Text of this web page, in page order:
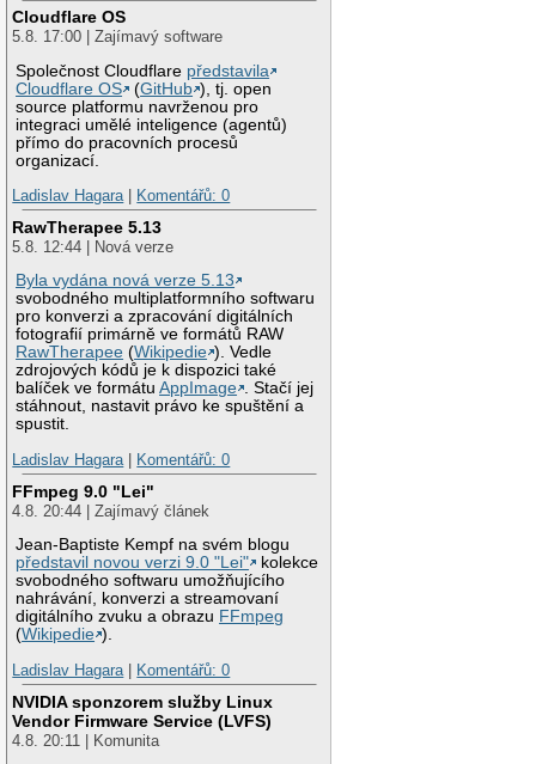
Cloudflare OS
5.8. 17:00 | Zajímavý software
Společnost Cloudflare představila
Cloudflare OS
(GitHub ), tj. open
source platformu navrženou pro
integraci umělé inteligence (agentů)
přímo do pracovních procesů
organizací.
Ladislav Hagara| Komentářů: 0
RawTherapee 5.13
5.8. 12:44 | Nová verze
Byla vydána nová verze 5.13
svobodného multiplatformního softwaru
pro konverzi a zpracování digitálních
fotografií primárně ve formátů RAW
RawTherapee (Wikipedie ). Vedle
zdrojových kódů je k dispozici také
balíček ve formátuAppImage . Stačí jej
stáhnout, nastavit právo ke spuštění a
spustit.
Ladislav Hagara| Komentářů: 0
FFmpeg 9.0 "Lei"
4.8. 20:44 | Zajímavý článek
Jean-Baptiste Kempf na svém blogu
představil novou verzi 9.0 "Lei"
kolekce
svobodného softwaru umožňujícího
nahrávání, konverzi a streamovaní
digitálního zvuku a obrazu FFmpeg
(Wikipedie ).
Ladislav Hagara| Komentářů: 0
NVIDIA sponzorem služby Linux
Vendor Firmware Service (LVFS)
4.8. 20:11 | Komunita